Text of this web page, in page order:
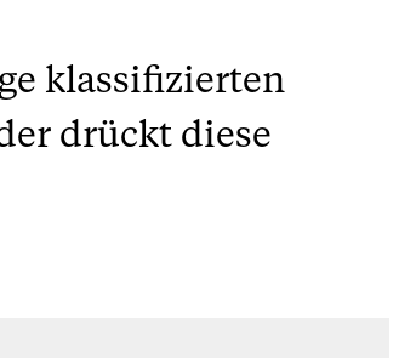
klassifizierten
drückt diese